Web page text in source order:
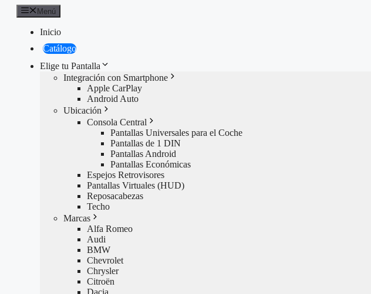
Saltar
contenido
Menú
Inicio
Catálogo
Elige tu Pantalla
Integración con Smartphone
Apple CarPlay
Android Auto
Ubicación
Consola Central
Pantallas Universales para el Coche
Pantallas de 1 DIN
Pantallas Android
Pantallas Económicas
Espejos Retrovisores
Pantallas Virtuales (HUD)
Reposacabezas
Techo
Marcas
Alfa Romeo
Audi
BMW
Chevrolet
Chrysler
Citroën